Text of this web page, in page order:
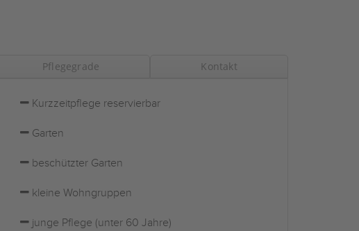
Pflegegrade Kontakt
Kurzzeitpflege reservierbar
Garten
beschützter Garten
kleine Wohngruppen
junge Pflege (unter 60 Jahre)